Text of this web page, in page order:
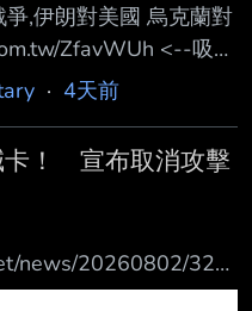
,伊朗對美國 烏克蘭對
ZfavWUh <--吸引
可以總結一件事情,戰
成本』消耗對手有生力
,造成對方損失最大化
台海 因為所有人都預
白了, 扛不住, 兩邊都
扛一點) : 機器狗他就
· 4天前
卡！ 宣布取消攻擊
news/20260802/321
國總統川普才下令恢復